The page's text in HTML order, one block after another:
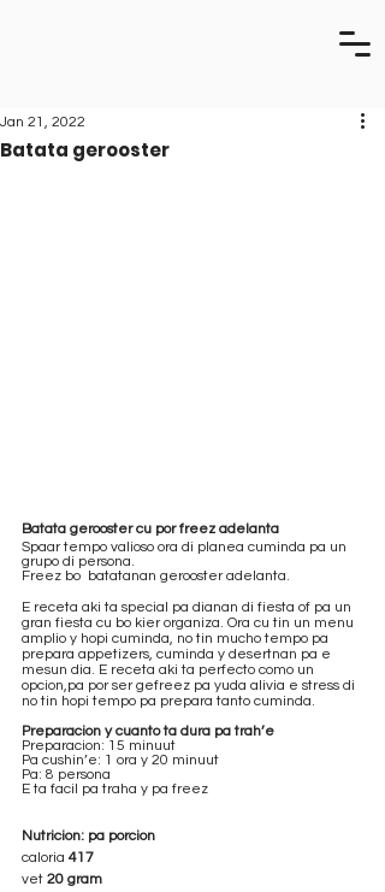
Batata gerooster
Jan 21, 2022
Batata gerooster cu por freez adelanta
Spaar tempo valioso ora di planea cuminda pa un
grupo di persona.
Freez bo  batatanan gerooster adelanta.
E receta aki ta special pa dianan di fiesta of pa un
gran fiesta cu bo kier organiza. Ora cu tin un menu
amplio y hopi cuminda, no tin mucho tempo pa
prepara appetizers, cuminda y desertnan pa e
mesun dia. E receta aki ta perfecto como un
opcion,pa por ser gefreez pa yuda alivia e stress di
no tin hopi tempo pa prepara tanto cuminda.
Preparacion y cuanto ta dura pa trah’e
Preparacion: 15 minuut
Pa cushin’e: 1 ora y 20 minuut
Pa: 8 persona
E ta facil pa traha y pa freez
Nutricion: pa porcion
caloria 417
vet 20 gram